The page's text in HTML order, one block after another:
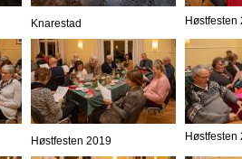
Knarestad Høstfesten
Høstfesten 2019 Høstfesten